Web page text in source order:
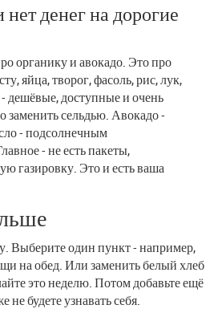
нет денег на дорогие
органику и авокадо. Это про
яйца, творог, фасоль, рис, лук,
дешёвые, доступные и очень
сельдью. Авокадо -
- подсолнечным
- не есть пакеты,
газировку. Это и есть ваша
Выберите один пункт - например,
на обед. Или заменить белый хлеб
это неделю. Потом добавьте ещё
будете узнавать себя.